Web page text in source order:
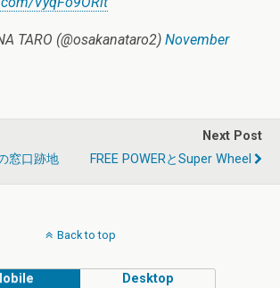
TARO (@osakanataro2) November
窓口跡地
Next Post
FREE POWERとSuper Wheel
Back to top
Desktop